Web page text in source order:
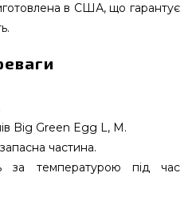
в США, що гарантує
Big Green Egg L, M.
частина.
за температурою під час